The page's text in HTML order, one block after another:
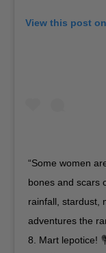
View this post
“Some women
bones and scars
rainfall, stardust,
adventures the
8. Mart lepotice!